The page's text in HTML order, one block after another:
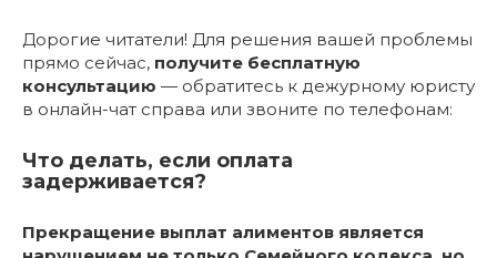
Дорогие читатели! Для решения вашей проблемы
прямо сейчас, получите бесплатную
консультацию — обратитесь к дежурному юристу
в онлайн-чат справа или звоните по телефонам:
Что делать, если оплата
задерживается?
Прекращение выплат алиментов является